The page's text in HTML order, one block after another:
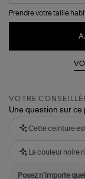
Prendre votre taille
VOTRE
Une question sur ce
Cette ceinture
La couleur noire